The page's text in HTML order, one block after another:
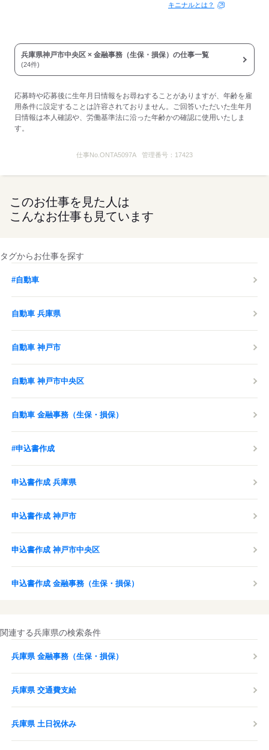
キニナルとは？
兵庫県神戸市中央区 × 金融事務（生保・損保）の仕事一覧
(24件)
応募時や応募後に生年月日情報をお尋ねすることがありますが、年齢を雇
用条件に設定することは許容されておりません。ご回答いただいた生年月
日情報は本人確認や、労働基準法に沿った年齢かの確認に使用いたしま
す。
仕事No. ONTA5097A 管理番号： 17423
このお仕事を見た人は
こんなお仕事も見ています
タグからお仕事を探す
#自動車
自動車 兵庫県
自動車 神戸市
自動車 神戸市中央区
自動車 金融事務（生保・損保）
#申込書作成
申込書作成 兵庫県
申込書作成 神戸市
申込書作成 神戸市中央区
申込書作成 金融事務（生保・損保）
関連する兵庫県の検索条件
兵庫県 金融事務（生保・損保）
兵庫県 交通費支給
兵庫県 土日祝休み